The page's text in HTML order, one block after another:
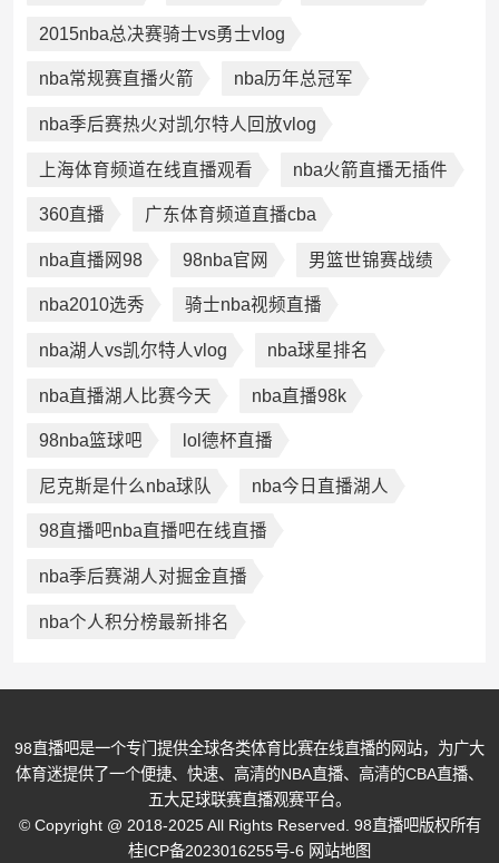
2015nba总决赛骑士vs勇士vlog
nba常规赛直播火箭 nba历年总冠军
nba季后赛热火对凯尔特人回放vlog
上海体育频道在线直播观看 nba火箭直播无插件
360直播 广东体育频道直播cba
nba直播网98 98nba官网 男篮世锦赛战绩
nba2010选秀 骑士nba视频直播
nba湖人vs凯尔特人vlog nba球星排名
nba直播湖人比赛今天 nba直播98k
98nba篮球吧 lol德杯直播
尼克斯是什么nba球队 nba今日直播湖人
98直播吧nba直播吧在线直播
nba季后赛湖人对掘金直播
nba个人积分榜最新排名
98直播吧是一个专门提供全球各类体育比赛在线直播的网站，为广大
体育迷提供了一个便捷、快速、高清的NBA直播、高清的CBA直播、
五大足球联赛直播观赛平台。
© Copyright @ 2018-2025 All Rights Reserved. 98直播吧版权所有
桂ICP备2023016255号-6 网站地图